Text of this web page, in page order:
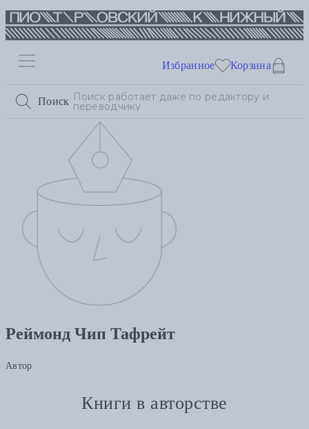
Поиск
Избранное Корзина
Реймонд Чип Тафрейт
Автор
Книги в авторстве